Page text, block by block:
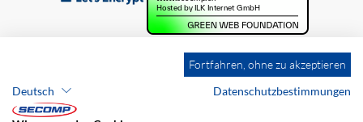
Fortfahren, ohne zu akzeptieren
Deutsch
Datenschutzbestimmungen